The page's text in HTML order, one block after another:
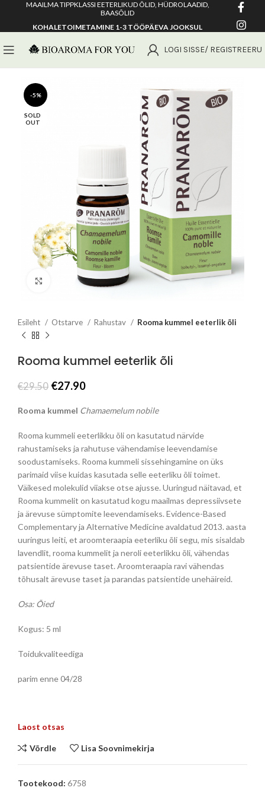
MAAILMA TIPPKLASSI EETERLIKUD ÕLID, HÜDROLAADID,
BAASÕLID
KOHALETOIMETAMINE 1-3 TÖÖPÄEVA JOOKSUL
LOGI SISSE/ REGISTREERU
-5%
SOLD
OUT
Click to enlarge
Esileht Otstarve Rahustav Rooma kummel eeterlik õli
Rooma kummel eeterlik õli
€29.50 Algne
oli:
€27.90Praegune
on:
Rooma kummel Chamaemelum nobile
Rooma kummeli eeterlikku õli on kasutatud närvide
rahustamiseks ja rahutuse vähendamise leevendamise
soodustamiseks. Rooma kummeli sissehingamine on üks
parimaid viise kuidas kasutada selle eeterliku õli toimet.
Väikesed molekulid viiakse otse ajusse. Uuringud näitavad, et
Rooma kummelit on kasutatud kogu maailmas depressiivsete
ja ärevuse sümptomite leevendamiseks. Evidence-Based
Complementary ja Alternative Medicine avaldatud 2013. aasta
uuringus leiti, et aroomteraapia eeterliku õli segu, mis sisaldab
lavendlit, rooma kummelit ja neroli eeterlikku õli, vähendas
patsientide ärevuse taset. Aroomteraapia ravi vähendas
tõhusalt ärevuse taset ja parandas patsientide unehäireid.
Osa: Õied
Kogus: 5 ml
Toidukvaliteediga
parim enne 04/28
Laost otsas
Võrdle Lisa Soovnimekirja
Tootekood: 6758